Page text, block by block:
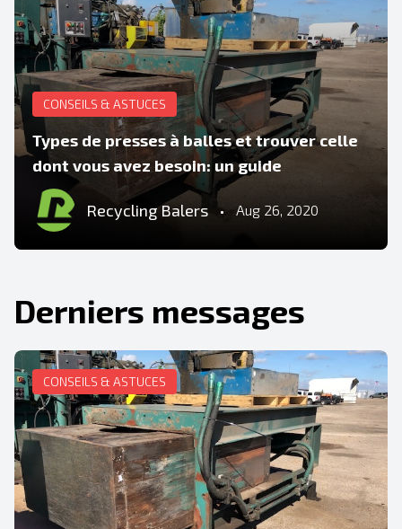
CONSEILS & ASTUCES
Types de presses à balles et trouver celle
dont vous avez besoin: un guide
Recycling Balers • Aug 26, 2020
Derniers messages
CONSEILS & ASTUCES